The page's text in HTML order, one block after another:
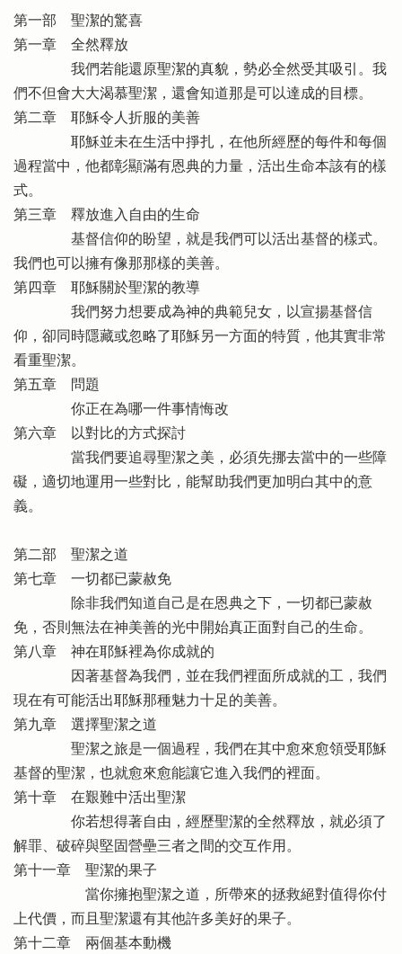
第一部 聖潔的驚喜
第一章 全然釋放
我們若能還原聖潔的真貌，勢必全然受其吸引。我
們不但會大大渴慕聖潔，還會知道那是可以達成的目標。
第二章 耶穌令人折服的美善
耶穌並未在生活中掙扎，在他所經歷的每件和每個
過程當中，他都彰顯滿有恩典的力量，活出生命本該有的樣
式。
第三章 釋放進入自由的生命
基督信仰的盼望，就是我們可以活出基督的樣式。
我們也可以擁有像那那樣的美善。
第四章 耶穌關於聖潔的教導
我們努力想要成為神的典範兒女，以宣揚基督信
仰，卻同時隱藏或忽略了耶穌另一方面的特質，他其實非常
看重聖潔。
第五章 問題
你正在為哪一件事情悔改
第六章 以對比的方式探討
當我們要追尋聖潔之美，必須先挪去當中的一些障
礙，適切地運用一些對比，能幫助我們更加明白其中的意
義。
第二部 聖潔之道
第七章 一切都已蒙赦免
除非我們知道自己是在恩典之下，一切都已蒙赦
免，否則無法在神美善的光中開始真正面對自己的生命。
第八章 神在耶穌裡為你成就的
因著基督為我們，並在我們裡面所成就的工，我們
現在有可能活出耶穌那種魅力十足的美善。
第九章 選擇聖潔之道
聖潔之旅是一個過程，我們在其中愈來愈領受耶穌
基督的聖潔，也就愈來愈能讓它進入我們的裡面。
第十章 在艱難中活出聖潔
你若想得著自由，經歷聖潔的全然釋放，就必須了
解罪、破碎與堅固營壘三者之間的交互作用。
第十一章 聖潔的果子
當你擁抱聖潔之道，所帶來的拯救絕對值得你付
上代價，而且聖潔還有其他許多美好的果子。
第十二章 兩個基本動機